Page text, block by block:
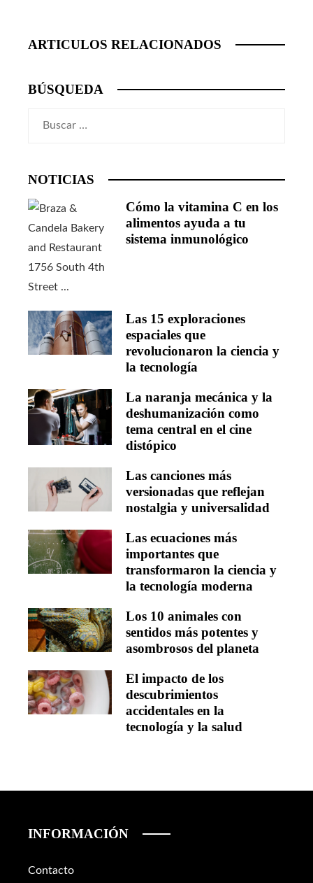
ARTICULOS RELACIONADOS
BÚSQUEDA
NOTICIAS
Cómo la vitamina C en los
alimentos ayuda a tu
sistema inmunológico
Las 15 exploraciones
espaciales que
revolucionaron la ciencia y
la tecnología
La naranja mecánica y la
deshumanización como
tema central en el cine
distópico
Las canciones más
versionadas que reflejan
nostalgia y universalidad
Las ecuaciones más
importantes que
transformaron la ciencia y
la tecnología moderna
Los 10 animales con
sentidos más potentes y
asombrosos del planeta
El impacto de los
descubrimientos
accidentales en la
tecnología y la salud
INFORMACIÓN
Contacto